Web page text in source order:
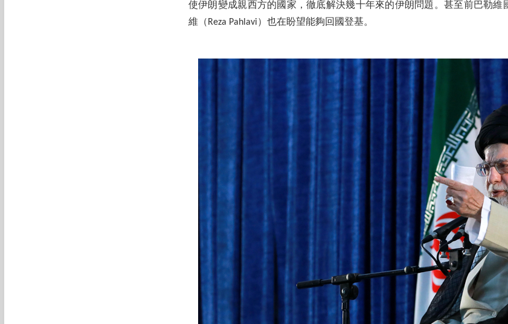
使伊朗變成親西方的國家，徹底解決幾十年來的伊朗問題。甚至前巴勒維
維（Reza Pahlavi）也在盼望能夠回國登基。